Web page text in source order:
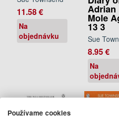
11.58 €
Na
objednávku
Adrian
Mole
13 3
Sue
8.95 €
Na
Používame cookies